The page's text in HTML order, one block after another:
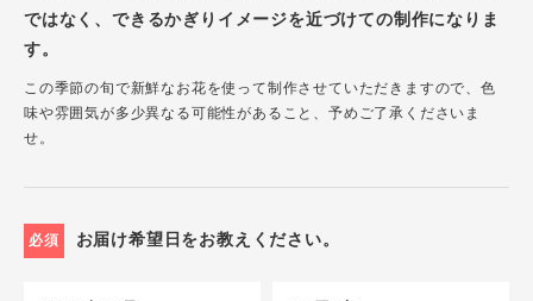
ではなく、できるかぎりイメージを近づけての制作になりま
す。
この季節の旬で新鮮なお花を使って制作させていただきますので、色
味や雰囲気が多少異なる可能性があること、予めご了承くださいま
せ。
必須 お届け希望日をお教えください。